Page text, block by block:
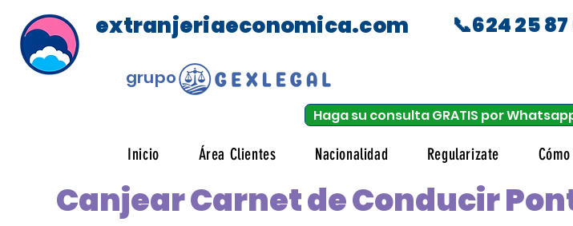
extranjeriaeconomica.com
grupo
📞624 25
Haga su consulta GRATIS por
Inicio Área Clientes Nacionalidad Regularizate
Canjear Carnet de Conducir